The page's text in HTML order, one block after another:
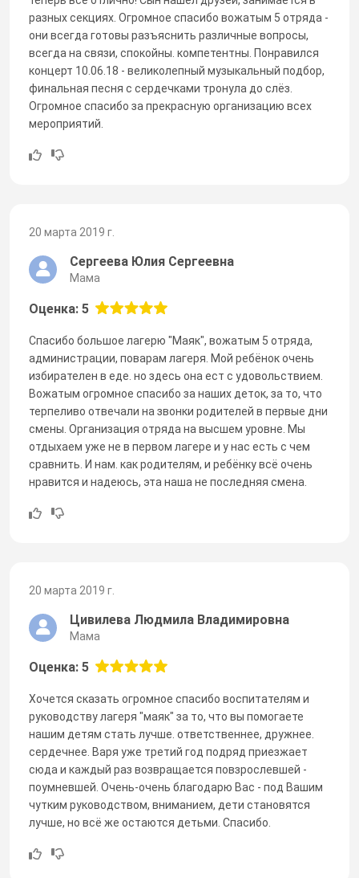
разных секциях. Огромное спасибо вожатым 5 отряда -
они всегда готовы разъяснить различные вопросы,
всегда на связи, спокойны. компетентны. Понравился
концерт 10.06.18 - великолепный музыкальный подбор,
финальная песня с сердечками тронула до слёз.
Огромное спасибо за прекрасную организацию всех
мероприятий.
20 марта 2019 г.
Сергеева Юлия Сергеевна
Мама
Оценка: 5
Спасибо большое лагерю "Маяк", вожатым 5 отряда,
администрации, поварам лагеря. Мой ребёнок очень
избирателен в еде. но здесь она ест с удовольствием.
Вожатым огромное спасибо за наших деток, за то, что
терпеливо отвечали на звонки родителей в первые дни
смены. Организация отряда на высшем уровне. Мы
отдыхаем уже не в первом лагере и у нас есть с чем
сравнить. И нам. как родителям, и ребёнку всё очень
нравится и надеюсь, эта наша не последняя смена.
20 марта 2019 г.
Цивилева Людмила Владимировна
Мама
Оценка: 5
Хочется сказать огромное спасибо воспитателям и
руководству лагеря "маяк" за то, что вы помогаете
нашим детям стать лучше. ответственнее, дружнее.
сердечнее. Варя уже третий год подряд приезжает
сюда и каждый раз возвращается повзрослевшей -
поумневшей. Очень-очень благодарю Вас - под Вашим
чутким руководством, вниманием, дети становятся
лучше, но всё же остаются детьми. Спасибо.